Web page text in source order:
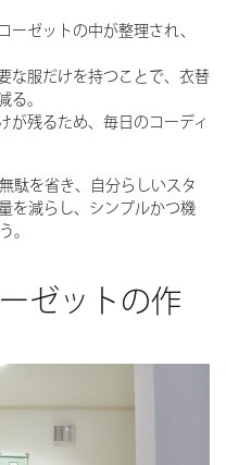
ーゼットの中が整理され、
な服だけを持つことで、衣替
る。
が残るため、毎日のコーディ
駄を省き、
自分らしいスタ
を減らし、シンプルかつ機
。
ゼットの作